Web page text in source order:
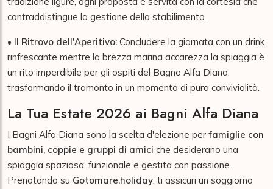
contraddistingue la gestione dello stabilimento.
• Il Ritrovo dell'Aperitivo: Concludere la giornata con un drink
rinfrescante mentre la brezza marina accarezza la spiaggia è
un rito imperdibile per gli ospiti del Bagno Alfa Diana,
trasformando il tramonto in un momento di pura convivialità.
La Tua Estate 2026 ai Bagni Alfa Diana
I Bagni Alfa Diana sono la scelta d'elezione per famiglie con
bambini, coppie e gruppi di amici che desiderano una
spiaggia spaziosa, funzionale e gestita con passione.
Prenotando su Gotomare.holiday, ti assicuri un soggiorno